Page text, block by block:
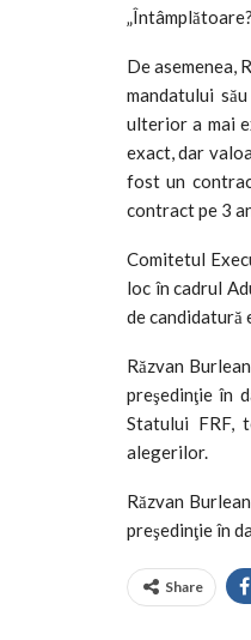
De asemenea,
mandatului
ulterior a mai
exact, dar
fost un
contract pe 3
Comitetul
loc în cadrul
de candidatură
Răzvan
preşedinţie în
Statului FRF,
alegerilor.
Răzvan
preşedinţie în
Share